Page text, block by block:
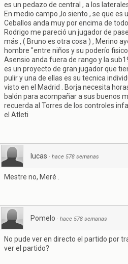
es un pedazo de central , a los
En medio campo ,lo siento , se que es
Ceballos anda muy por encima de
Rodrigo me pareció un jugador de
más , ( Bruno es otra cosa ) , Merino
hombre "entre niños y su poderío
Asensio anda fuera de rango y la
es un proyecto de gran jugador que
pulir y una de ellas es su tecnica
visto en el Madrid . Borja necesita
balón para acompañar a sus buenos
recuerda al Torres de los controles
el Atleti
lucas · hace 578 semanas
Mestre no, Meré .
Pomelo · hace 578 semanas
No pude ver en directo el partido por
ver el partido?